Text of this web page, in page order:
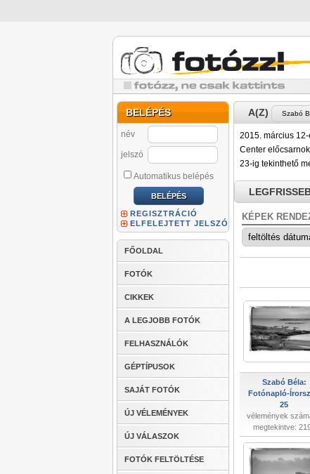
BELÉPÉS
név
jelszó
Automatikus belépés
REGISZTRÁCIÓ
ELFELEJTETT JELSZÓ
FŐOLDAL
FOTÓK
CIKKEK
A LEGJOBB FOTÓK
FELHASZNÁLÓK
GÉPTÍPUSOK
SAJÁT FOTÓK
ÚJ VÉLEMÉNYEK
ÚJ VÁLASZOK
FOTÓK FELTÖLTÉSE
A(Z)
2015. március
Center
23-ig tekinthető
KÉPEK
Szabó Béla:
Fotónapló-
25
vélemények
megtekintve: